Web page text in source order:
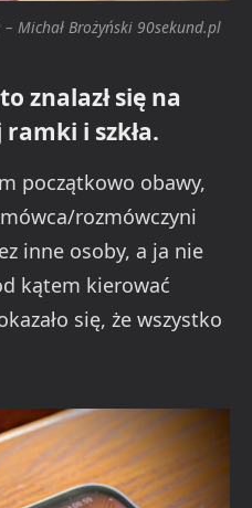
Michał Brożyński 90sekund.pl
znalazł się na
i szkła.
początkowo obawy,
rozmówczyni
inne osoby, a ja nie
kątem kierować
się, że wszystko